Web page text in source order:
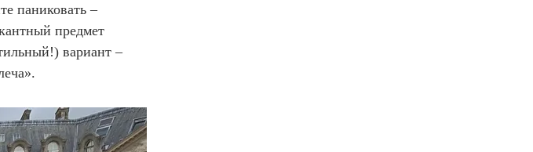
паниковать –
предмет
вариант –